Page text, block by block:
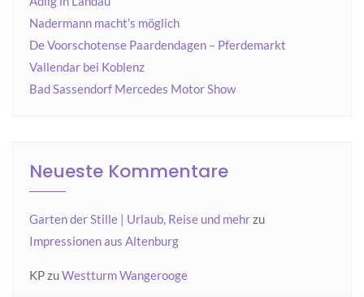
Nadermann macht’s möglich
De Voorschotense Paardendagen – Pferdemarkt
Vallendar bei Koblenz
Bad Sassendorf Mercedes Motor Show
Neueste Kommentare
Garten der Stille | Urlaub, Reise und mehrzu
Impressionen aus Altenburg
KPzuWestturm Wangerooge